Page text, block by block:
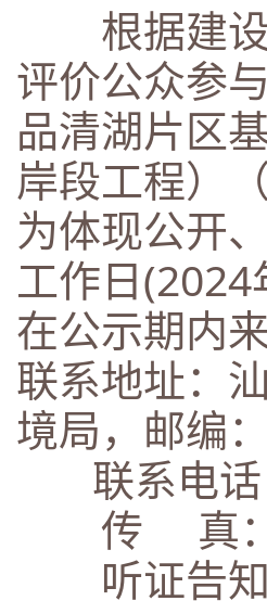
根据建设
评价公众参
品清湖片区
岸段工程）
为体现公开
工作日
在公示期内
联系地址：
境局，邮编
联系电话
传 真：
听证告知